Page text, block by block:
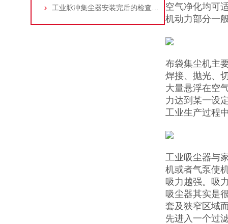
工业脉冲集尘器安装完后的检查工作详解
空气净化均可
机动力部分一
布袋集尘机主
焊接、抛光、
大量悬浮在空
力达到某一设
工业生产过程
工业吸尘器与
机或者气泵使
吸力越强。吸
吸尘器其实是
套及狭窄区域
先进入一个过